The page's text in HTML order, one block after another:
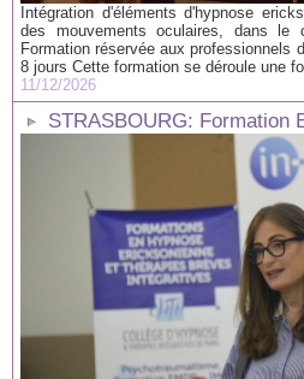
Intégration d'éléments d'hypnose
des mouvements oculaires, dans le
Formation réservée aux professionnels
8 jours Cette formation se déroule une
11/12/2026
STRASBOURG: Formation